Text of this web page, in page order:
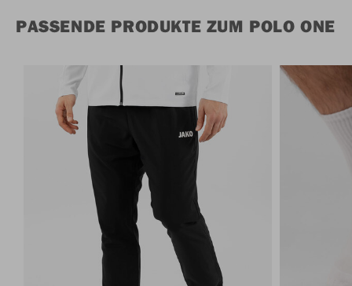
PASSENDE PRODUKTE ZUM POLO ONE